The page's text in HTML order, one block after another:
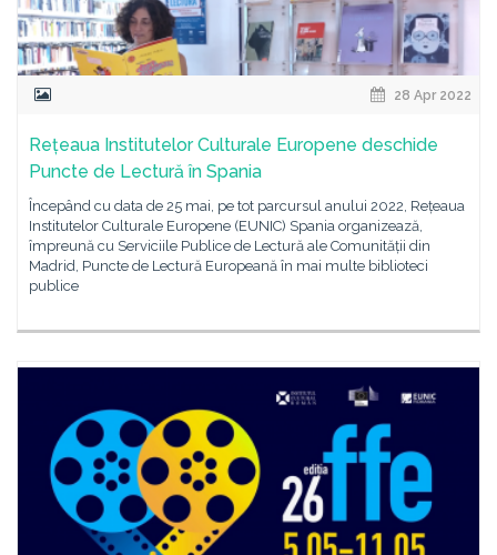
28 Apr 2022
Rețeaua Institutelor Culturale Europene deschide
Puncte de Lectură în Spania
Începând cu data de 25 mai, pe tot parcursul anului 2022, Rețeaua
Institutelor Culturale Europene (EUNIC) Spania organizează,
împreună cu Serviciile Publice de Lectură ale Comunității din
Madrid, Puncte de Lectură Europeană în mai multe biblioteci
publice